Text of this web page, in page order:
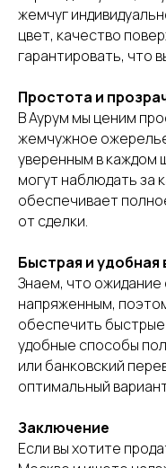
жемчуг
цвет, качество
гарантировать, что
Простота и
В Аурум мы ценим
жемчужное
уверенным в каждом
могут наблюдать за
обеспечивает
от сделки.
Быстрая и удобная
Знаем, что
напряженным,
обеспечить
удобные способы
или банковский
оптимальный
Заключение
Если вы хотите